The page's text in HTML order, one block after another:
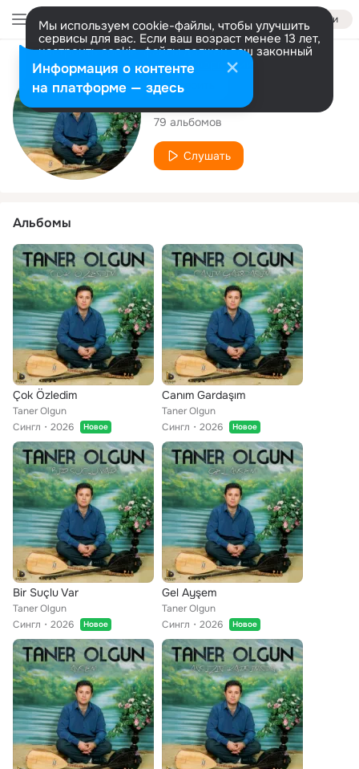
Войти
Мы используем cookie-файлы, чтобы улучшить
сервисы для вас. Если ваш возраст менее 13 лет,
настроить cookie-файлы должен ваш законный
представитель. Больше информации
Разрешить все Настроить
Исполнитель
Taner Olgun
79 альбомов
Слушать
Альбомы
Çok Özledim
Taner Olgun
Сингл
2026 Новое
Canım Gardaşım
Taner Olgun
Сингл
2026 Новое
Bir Suçlu Var
Taner Olgun
Сингл
2026 Новое
Gel Ayşem
Taner Olgun
Сингл
2026 Новое
Информация о контенте
на платформе — здесь